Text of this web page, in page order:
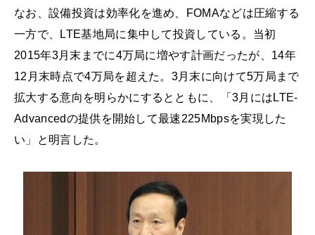
なお、設備投資は効率化を進め、FOMAなどは圧縮する
一方で、LTE基地局に集中して投資している。当初
2015年3月末までに4万局に増やす計画だったが、14年
12月末時点で4万局を超えた。3月末に向けて5万局まで
拡大する意向を明らかにするとともに、「3月にはLTE-
Advancedの提供を開始して最速225Mbpsを実現した
い」と明言した。